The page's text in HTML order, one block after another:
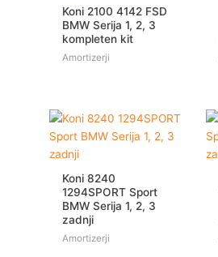
Koni 2100 4142 FSD
BMW Serija 1, 2, 3
kompleten kit
Amortizerji
Koni 8240
1294SPORT Sport
BMW Serija 1, 2, 3
zadnji
Amortizerji